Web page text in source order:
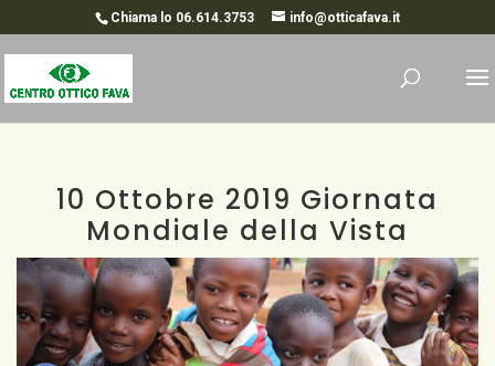
Chiama lo 06.614.3753 info@otticafava.it
10 Ottobre 2019 Giornata
Mondiale della Vista